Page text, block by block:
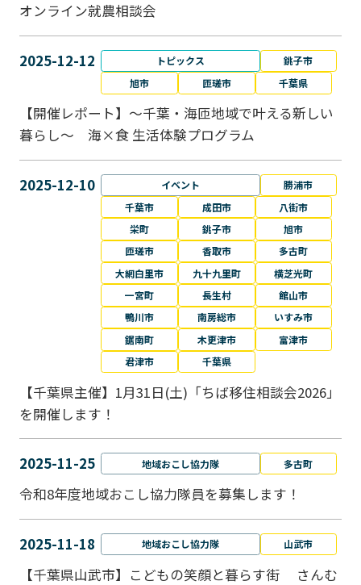
オンライン就農相談会
2025-12-12 トピックス
銚子市
旭市
匝瑳市 千葉県
【開催レポート】～千葉・海匝地域で叶える新しい
暮らし～ 海×食 生活体験プログラム
2025-12-10 イベント
勝浦市
千葉市
成田市
八街市
栄町
銚子市
旭市
匝瑳市
香取市
多古町
大網白里市
九十九里町
横芝光町
一宮町
長生村
館山市
鴨川市
南房総市
いすみ市
鋸南町
木更津市
富津市
君津市
千葉県
【千葉県主催】1月31日(土)「ちば移住相談会2026」
を開催します！
2025-11-25 地域おこし協力隊 多古町
令和8年度地域おこし協力隊員を募集します！
2025-11-18 地域おこし協力隊 山武市
【千葉県山武市】こどもの笑顔と暮らす街 さんむ